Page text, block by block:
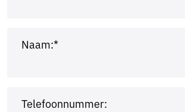
Naam:*
Telefoonnummer: